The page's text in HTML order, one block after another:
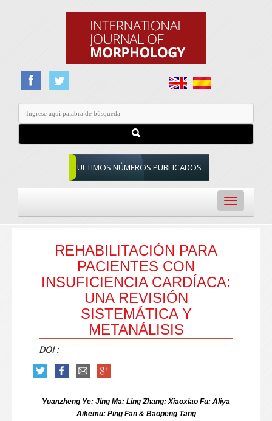
ULTIMOS NÚMEROS PUBLICADOS
Toggle
navigation
REHABILITACIÓN PARA
PACIENTES CON
INSUFICIENCIA CARDÍACA:
UNA REVISIÓN
SISTEMÁTICA Y
METANÁLISIS
DOI :
Yuanzheng Ye; Jing Ma; Ling Zhang; Xiaoxiao Fu; Aliya
Aikemu; Ping Fan & Baopeng Tang